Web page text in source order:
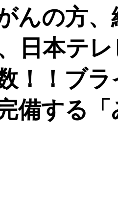
んの方
日本テ
！！ブ
備する